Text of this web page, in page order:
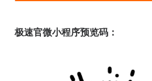
极速官微小程序预览码：